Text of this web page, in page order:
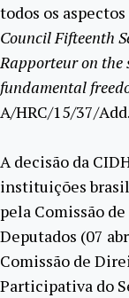
todos os
Council Fifteenth
Rapporteur on
fundamental
A/HRC/15/37/
A decisão da
instituições
pela Comissão
Deputados (07
Comissão de
Participativa do